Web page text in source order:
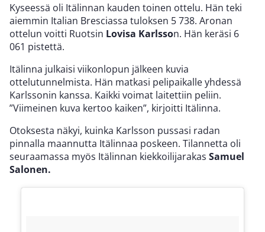
Kyseessä oli Itälinnan kauden toinen ottelu. Hän teki
aiemmin Italian Bresciassa tuloksen 5 738. Aronan
ottelun voitti Ruotsin Lovisa Karlsson. Hän keräsi 6
061 pistettä.
Itälinna julkaisi viikonlopun jälkeen kuvia
ottelutunnelmista. Hän matkasi pelipaikalle yhdessä
Karlssonin kanssa. Kaikki voimat laitettiin peliin.
”Viimeinen kuva kertoo kaiken”, kirjoitti Itälinna.
Otoksesta näkyi, kuinka Karlsson pussasi radan
pinnalla maannutta Itälinnaa poskeen. Tilannetta oli
seuraamassa myös Itälinnan kiekkoilijarakas Samuel
Salonen.